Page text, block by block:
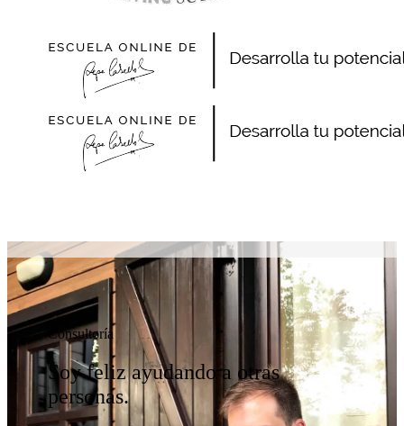
Consultoría
Soy feliz ayudando a otras
personas.